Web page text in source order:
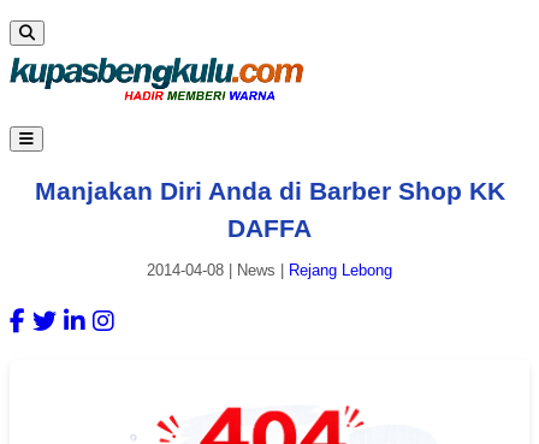
Manjakan Diri Anda di Barber Shop KK
DAFFA
2014-04-08 News Rejang Lebong